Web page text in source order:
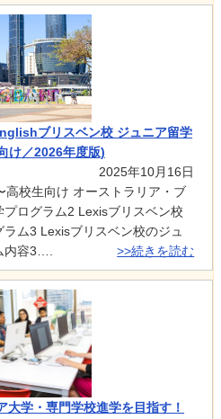
ブリスベン校 ジュニア留学
け／2026年度版)
2025年10月16日
高校生向け オーストラリア・ブ
ログラム2 Lexisブリスベン校
ム3 Lexisブリスベン校のジュ
内容3….
>>続きを読む
大学・専門学校進学を目指す！